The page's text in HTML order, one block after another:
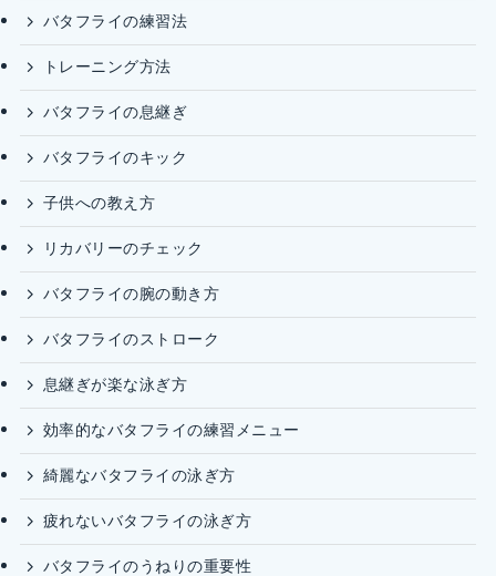
バタフライの練習法
トレーニング方法
バタフライの息継ぎ
バタフライのキック
子供への教え方
リカバリーのチェック
バタフライの腕の動き方
バタフライのストローク
息継ぎが楽な泳ぎ方
効率的なバタフライの練習メニュー
綺麗なバタフライの泳ぎ方
疲れないバタフライの泳ぎ方
バタフライのうねりの重要性